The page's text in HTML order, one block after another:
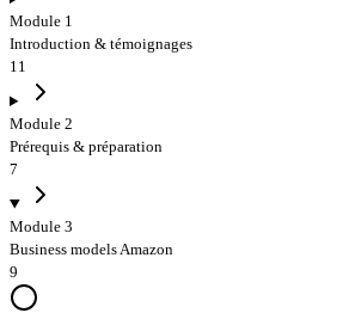
Module 1
Introduction & témoignages
11
Module 2
Prérequis & préparation
7
Module 3
Business models Amazon
9